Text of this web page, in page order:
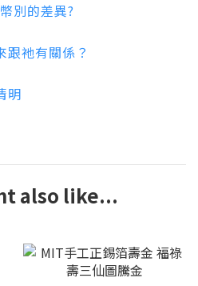
別的差異?
祂有關係？
明
also like...